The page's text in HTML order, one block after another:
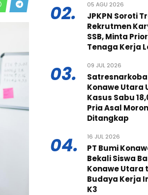
02. 05 AGU 2026
JPKPN Soroti
Rekrutmen
SSB, Minta
Tenaga Kerja
03. 09 JUL 2026
Satresnarkoba
Konawe Utara
Kasus Sabu
Pria Asal
Ditangkap
04. 16 JUL 2026
PT Bumi
Bekali Siswa
Konawe Utara
Budaya Kerja
K3